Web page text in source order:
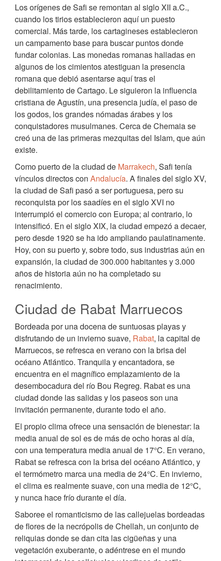
Los orígenes de Safi se remontan al siglo XII a.C.,
cuando los tirios establecieron aquí un puesto
comercial. Más tarde, los cartagineses establecieron
un campamento base para buscar puntos donde
fundar colonias. Las monedas romanas halladas en
algunos de los cimientos atestiguan la presencia
romana que debió asentarse aquí tras el
debilitamiento de Cartago. Le siguieron la influencia
cristiana de Agustín, una presencia judía, el paso de
los godos, los grandes nómadas árabes y los
conquistadores musulmanes. Cerca de Chemaia se
creó una de las primeras mezquitas del Islam, que aún
existe.
Como puerto de la ciudad de Marrakech, Safi tenía
vínculos directos con Andalucía. A finales del siglo XV,
la ciudad de Safi pasó a ser portuguesa, pero su
reconquista por los saadíes en el siglo XVI no
interrumpió el comercio con Europa; al contrario, lo
intensificó. En el siglo XIX, la ciudad empezó a decaer,
pero desde 1920 se ha ido ampliando paulatinamente.
Hoy, con su puerto y, sobre todo, sus industrias aún en
expansión, la ciudad de 300.000 habitantes y 3.000
años de historia aún no ha completado su
renacimiento.
Ciudad de Rabat Marruecos
Bordeada por una docena de suntuosas playas y
disfrutando de un invierno suave, Rabat, la capital de
Marruecos, se refresca en verano con la brisa del
océano Atlántico. Tranquila y encantadora, se
encuentra en el magnífico emplazamiento de la
desembocadura del río Bou Regreg. Rabat es una
ciudad donde las salidas y los paseos son una
invitación permanente, durante todo el año.
El propio clima ofrece una sensación de bienestar: la
media anual de sol es de más de ocho horas al día,
con una temperatura media anual de 17°C. En verano,
Rabat se refresca con la brisa del océano Atlántico, y
el termómetro marca una media de 24°C. En invierno,
el clima es realmente suave, con una media de 12°C,
y nunca hace frío durante el día.
Saboree el romanticismo de las callejuelas bordeadas
de flores de la necrópolis de Chellah, un conjunto de
reliquias donde se dan cita las cigüeñas y una
vegetación exuberante, o adéntrese en el mundo